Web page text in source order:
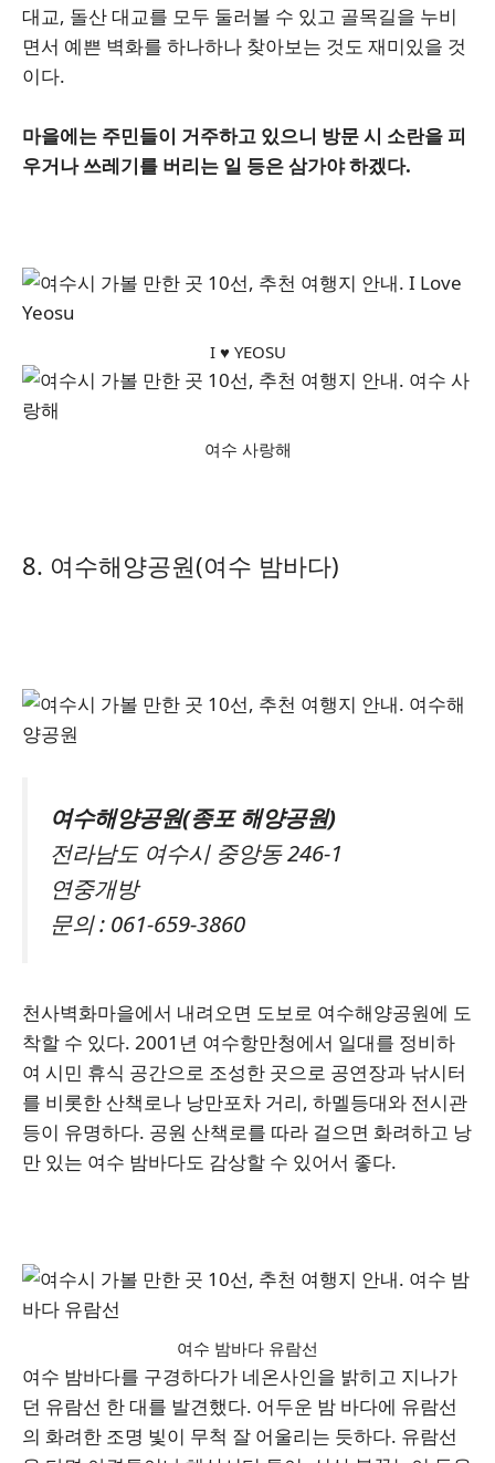
대교, 돌산 대교를 모두 둘러볼 수 있고 골목길을 누비
면서 예쁜 벽화를 하나하나 찾아보는 것도 재미있을 것
이다.
마을에는 주민들이 거주하고 있으니 방문 시 소란을 피
우거나 쓰레기를 버리는 일 등은 삼가야 하겠다.
I ♥ YEOSU
여수 사랑해
8. 여수해양공원(여수 밤바다)
여수해양공원(종포 해양공원)
전라남도 여수시 중앙동 246-1
연중개방
문의 : 061-659-3860
천사벽화마을에서 내려오면 도보로 여수해양공원에 도
착할 수 있다. 2001년 여수항만청에서 일대를 정비하
여 시민 휴식 공간으로 조성한 곳으로 공연장과 낚시터
를 비롯한 산책로나 낭만포차 거리, 하멜등대와 전시관
등이 유명하다. 공원 산책로를 따라 걸으면 화려하고 낭
만 있는 여수 밤바다도 감상할 수 있어서 좋다.
여수 밤바다 유람선
여수 밤바다를 구경하다가 네온사인을 밝히고 지나가
던 유람선 한 대를 발견했다. 어두운 밤 바다에 유람선
의 화려한 조명 빛이 무척 잘 어울리는 듯하다. 유람선